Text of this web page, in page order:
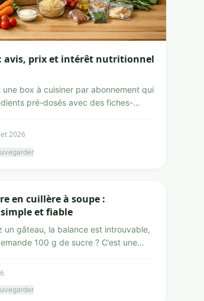
avis, prix et intérêt nutritionnel
une box à cuisiner par abonnement qui
pré-dosés avec des fiches-
2026
en cuillère à soupe :
et fiable
un gâteau, la balance est introuvable,
100 g de sucre ? C’est une